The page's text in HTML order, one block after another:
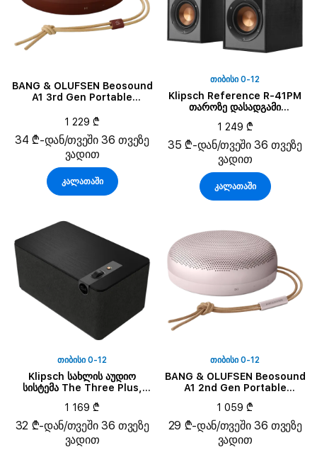
BANG & OLUFSEN Beosound
A1 3rd Gen Portable
1 229 ₾
34 ₾-დან/თვეში 36 თვეზე
ვადით
კალათაში
ᲗᲘᲑᲘᲡᲘ 0-12
Klipsch Reference R-41PM
თაროზე დასადგამი
1 249 ₾
35 ₾-დან/თვეში 36 თვეზე
ვადით
კალათაში
ᲗᲘᲑᲘᲡᲘ 0-12
Klipsch სახლის აუდიო
სისტემა The Three Plus,
1 169 ₾
32 ₾-დან/თვეში 36 თვეზე
ვადით
ᲗᲘᲑᲘᲡᲘ 0-12
BANG & OLUFSEN Beosound
A1 2nd Gen Portable
1 059 ₾
29 ₾-დან/თვეში 36 თვეზე
ვადით